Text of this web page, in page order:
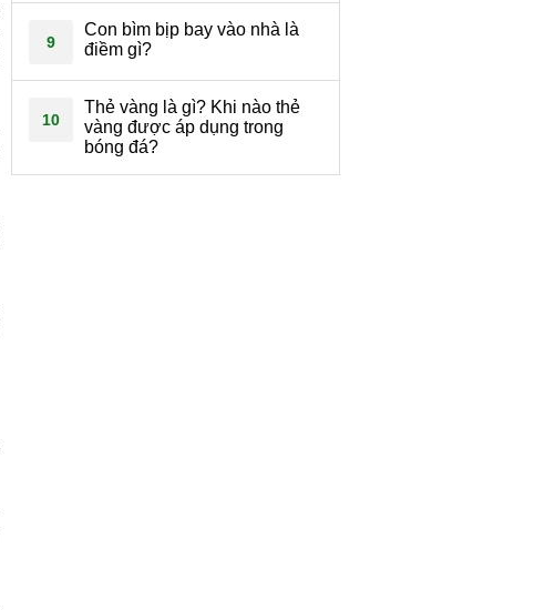
9
Con bìm bịp bay vào nhà là
điềm gì?
10
Thẻ vàng là gì? Khi nào thẻ
vàng được áp dụng trong
bóng đá?